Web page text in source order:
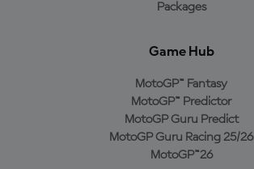
Packages
Game Hub
MotoGP™ Fantasy
MotoGP™ Predictor
MotoGP Guru Predict
MotoGP Guru Racing 25/26
MotoGP™26